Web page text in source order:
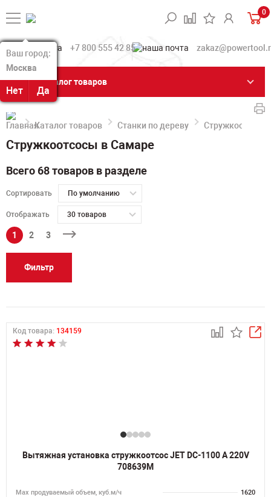
Ваш город:
Москва
Нет Да
Ваш город:
Москва
Нет Да
0
+7 800 555 42 85
Каталог товаров
Каталог товаров Станки по дереву Стружкоотсосы
Стружкоотсосы в Самаре
Всего 68 товаров в разделе
Сортировать По умолчанию
Отображать 30 товаров
1 2 3
Фильтр
Код товара: 134159
Вытяжная установка стружкоотсос JET DC-1100 A 220V
708639M
Мах продуваемый объем, куб.м/ч
1620